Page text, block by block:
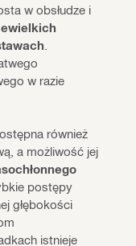
w obsłudze i
w razie
również
a możliwość jej
postępy
głębokości
istnieje